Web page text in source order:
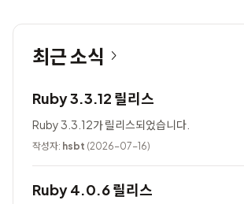
최근 소식
Ruby 3.3.12 릴리스
Ruby 3.3.12가 릴리스되었습니다.
작성자: hsbt (2026-07-16)
Ruby 4.0.6 릴리스